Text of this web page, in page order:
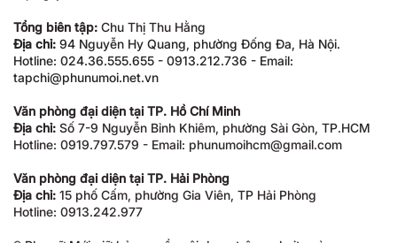
Tổng biên tập: Chu Thị Thu Hằng
Địa chỉ: 94 Nguyễn Hy Quang, phường Đống Đa, Hà Nội.
Hotline: 024.36.555.655 - 0913.212.736 - Email:
tapchi@phunumoi.net.vn
Văn phòng đại diện tại TP. Hồ Chí Minh
Địa chỉ: Số 7-9 Nguyễn Bỉnh Khiêm, phường Sài Gòn, TP.HCM
Hotline: 0919.797.579 - Email: phunumoihcm@gmail.com
Văn phòng đại diện tại TP. Hải Phòng
Địa chỉ: 15 phố Cấm, phường Gia Viên, TP Hải Phòng
Hotline: 0913.242.977